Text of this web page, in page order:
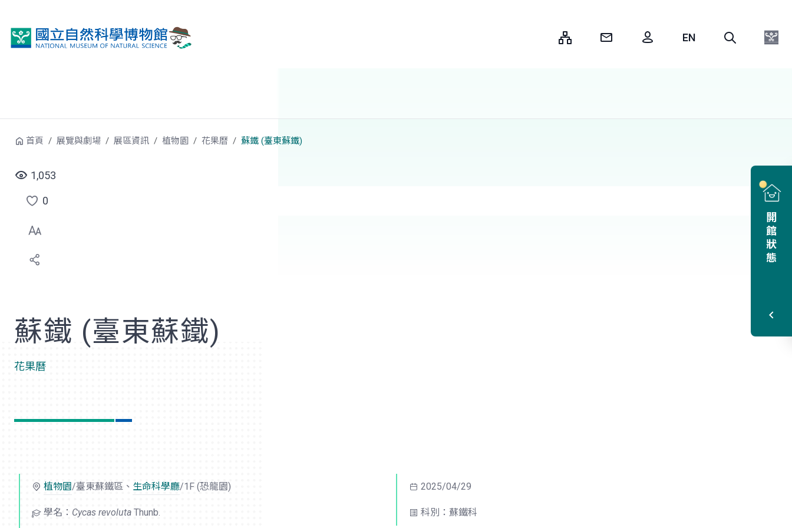
開館狀態
首頁 展覽與劇場 展區資訊 植物園 花果曆 蘇鐵 (臺東蘇鐵)
1,053
點
選
喜
0
蘇鐵 (臺東蘇鐵)
花果曆
植物園/臺東蘇鐵區、 生命科學廳/1F (恐龍園) 2025/04/29
學名： Cycas revoluta Thunb. 科別：蘇鐵科